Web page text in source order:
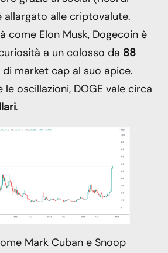
allargato alle criptovalute.
come Elon Musk, Dogecoin è
a un colosso da 88
di market cap al suo apice.
oscillazioni, DOGE vale circa
.
Mark Cuban e Snoop